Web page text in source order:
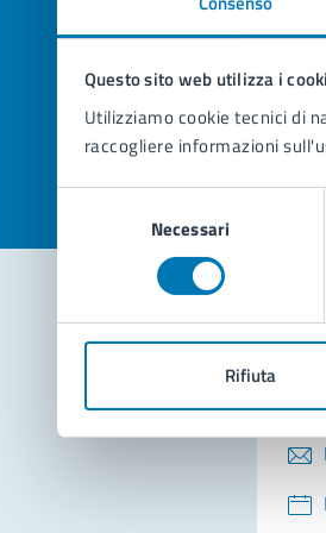
Questo sito web utilizza i
Utilizziamo cookie tecnici di
raccogliere informazioni
consenso
Necessari
Rifiuta